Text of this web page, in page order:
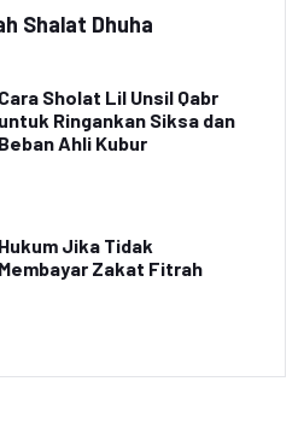
Shalat Dhuha
Cara Sholat Lil Unsil Qabr
untuk Ringankan Siksa dan
Beban Ahli Kubur
Hukum Jika Tidak
Membayar Zakat Fitrah